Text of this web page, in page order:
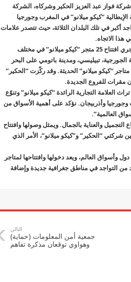
من
متاجر
“كيكو
ميلانو”
لتعزيز
تواجدها
الحالي
في
المغرب
وجورجيا
وأذربيجان
مغلقة
فواز عبد العزيز الحكير وشركاه، الشركة
الإيطالية “كيكو ميلانو” في المغرب وجورجيا
أكبر في تلك البلدان الثلاثة، حيث تتصدر علامات
هذا الاتجاه.
ووفقاً لخطة الحكير التوسعية على مدار السنوات العشر المقبلة، سيجري افتتاح 25 متجر “كيكو ميلانو” في مختلف
تبيليسي، ومدينة باتومي على البحر
“كيكو ميلانو” الحديثة. وقد ركّزت “الحكير”
مقرات للفروع الجديدة.
التجارية الرائدة “كيكو ميلانو” وتنوّع
وجورجيا وأذربيجان. نؤكد على أهمية الأسواق من
العالمية”.
والعناية بالجمال. ويمثل وصولها وافتتاح
شركتي “الحكير” و”كيكو ميلانو”، الأمر الذي
وأسواق العالم، ويعد دخولها وافتتاحها لمتاجر
من التواجد في مناطق جغرافية جديدة وإضافة
التالي
جمعية أمن المعلومات (حماية)
وهواوي توقعان مذكرة تفاهم